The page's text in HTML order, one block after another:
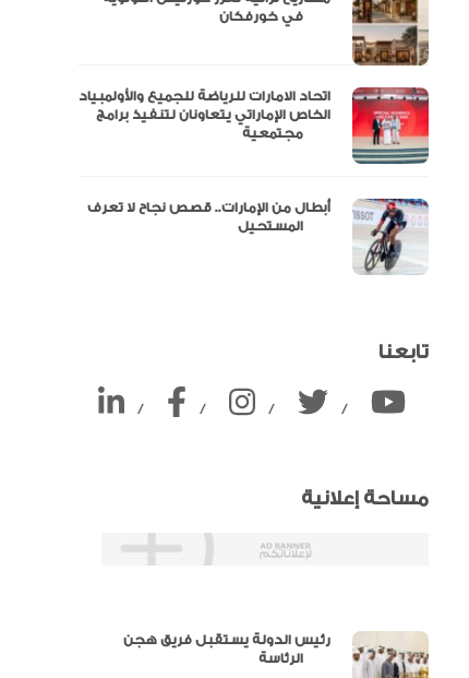
اتحاد الامارات للرياضة للجميع والأولمبياد
الخاص الإماراتي يتعاونان لتنفيذ برامج
أبطال من الإمارات.. قصص نجاح لا تعرف
تابعنا
/ / / /
مساحة إعلانية
رئيس الدولة يستقبل فريق هجن